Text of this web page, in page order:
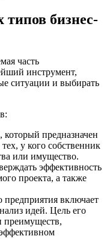
бизнес-
часть
инструмент,
ситуации и выбирать
который предназначен
у кого собственник
или имущество.
эффективность
проекта, а также
предприятия включает
идей. Цель его
преимуществ,